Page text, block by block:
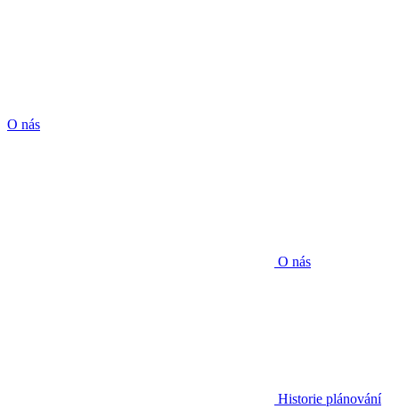
O nás
O nás
Historie plánování